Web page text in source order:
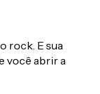
o rock. E sua
você abrir a